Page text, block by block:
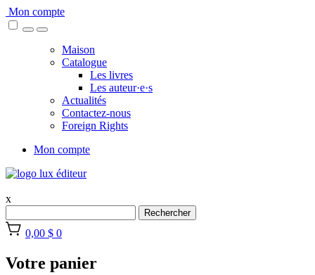
Skip
to
Mon compte
Maison
Catalogue
Les livres
Les auteur·e·s
Actualités
Contactez-nous
Foreign Rights
Mon compte
x
Rechercher
0,00 $ 0
Votre panier